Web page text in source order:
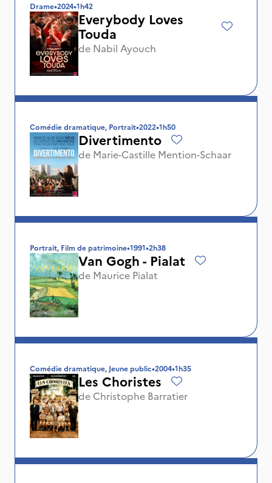
Drame•2024•1h42
Everybody Loves
Touda
de Nabil Ayouch
Comédie dramatique, Portrait•2022•1h50
Divertimento
de Marie-Castille Mention-Schaar
Portrait, Film de patrimoine•1991•2h38
Van Gogh - Pialat
de Maurice Pialat
Comédie dramatique, Jeune public•2004•1h35
Les Choristes
de Christophe Barratier